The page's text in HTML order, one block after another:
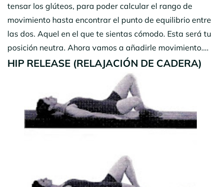
tensar los glúteos, para poder calcular el rango de
movimiento hasta encontrar el punto de equilibrio entre
las dos. Aquel en el que te sientas cómodo. Esta será tu
posición neutra. Ahora vamos a añadirle movimiento….
HIP RELEASE (RELAJACIÓN DE CADERA)